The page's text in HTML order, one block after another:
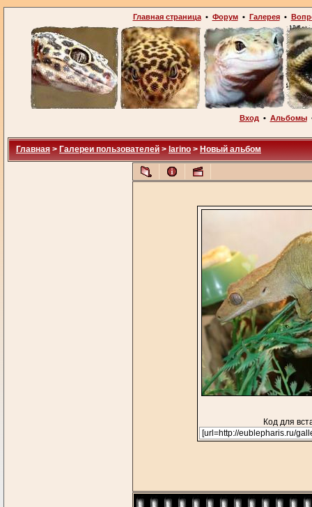
Главная страница• Форум• Галерея•
Вход • Альбомы
Главная > Галереи пользователей > larino > Новый альбом
Код для